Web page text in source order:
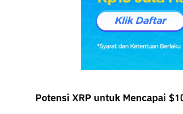
Potensi XRP untuk Mencapai